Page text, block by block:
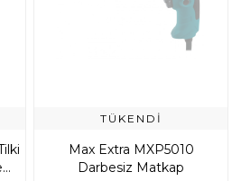
TÜKENDI
Max Extra MXP5010
Darbesiz Matkap